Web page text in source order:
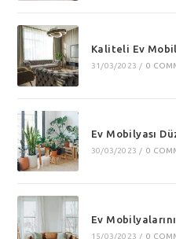
Kaliteli Ev
31/03/2023 / 0
Ev Mobilyası
30/03/2023 / 0
Ev
15/03/2023 / 0